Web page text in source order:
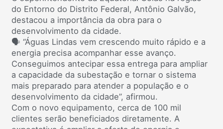
do Entorno do Distrito Federal, Antônio Galvão,
destacou a importância da obra para o
desenvolvimento da cidade.
🗣️ “Águas Lindas vem crescendo muito rápido e a
energia precisa acompanhar esse avanço.
Conseguimos antecipar essa entrega para ampliar
a capacidade da subestação e tornar o sistema
mais preparado para atender a população e o
desenvolvimento da cidade”, afirmou.
Com o novo equipamento, cerca de 100 mil
clientes serão beneficiados diretamente. A